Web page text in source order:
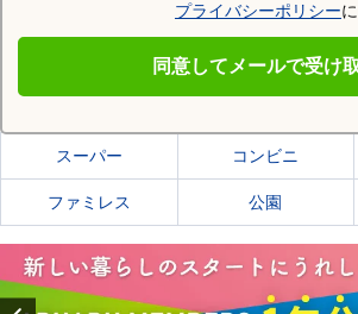
プライバシーポリシーに
同意してメールで受け
横手市の施設一覧
スーパー コンビニ
ファミレス 公園